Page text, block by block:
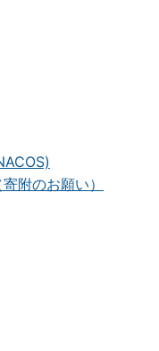
附のお願い）